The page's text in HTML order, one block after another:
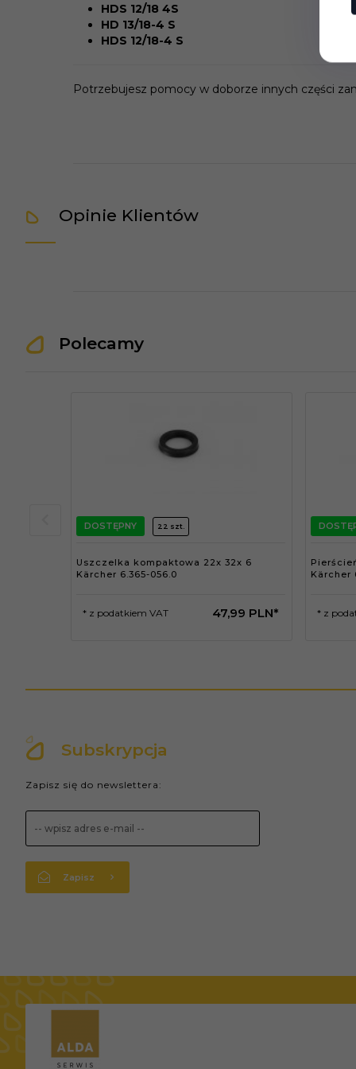
HDS 12/18 4S
HD 13/18-4 S
HDS 12/18-4 S
Potrzebujesz pomocy w doborze innych części
Opinie Klientów
Polecamy
DOSTĘPNY 22 szt.
Uszczelka kompaktowa 22x 32x 6
Kärcher 6.365-056.0
47,99 PLN*
* z podatkiem VAT
Kärcher
* z
Subskrypcja
Zapisz się do newslettera:
Zapisz